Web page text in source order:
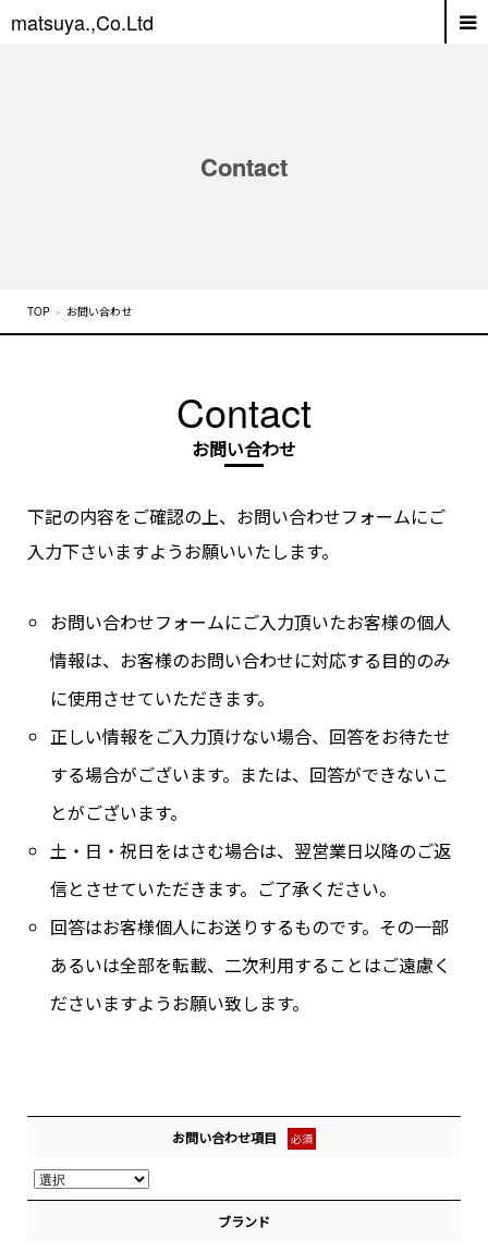
matsuya.,Co.Ltd
Contact
お問い合わせ
Contact
お問い合わせ
下記の内容をご確認の上、お問い合わせフォームにご
入力下さいますようお願いいたします。
お問い合わせフォームにご入力頂いたお客様の個人
情報は、お客様のお問い合わせに対応する目的のみ
に使用させていただきます。
正しい情報をご入力頂けない場合、回答をお待たせ
する場合がございます。または、回答ができないこ
とがございます。
土・日・祝日をはさむ場合は、翌営業日以降のご返
信とさせていただきます。ご了承ください。
回答はお客様個人にお送りするものです。その一部
あるいは全部を転載、二次利用することはご遠慮く
ださいますようお願い致します。
お問い合わせ項目 必須
ブランド